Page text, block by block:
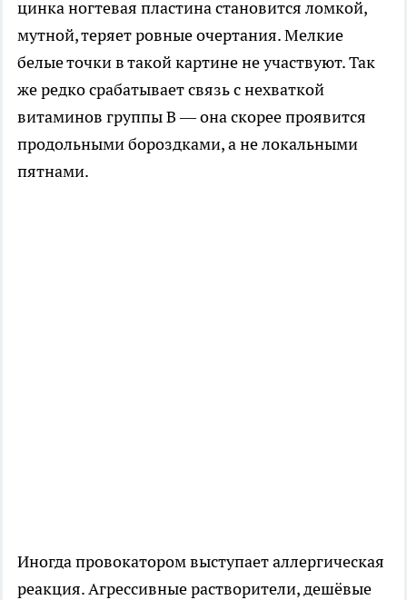
цинка ногтевая пластина становится ломкой,
мутной, теряет ровные очертания. Мелкие
белые точки в такой картине не участвуют. Так
же редко срабатывает связь с нехваткой
витаминов группы B — она скорее проявится
продольными бороздками, а не локальными
пятнами.
Иногда провокатором выступает аллергическая
реакция. Агрессивные растворители, дешёвые